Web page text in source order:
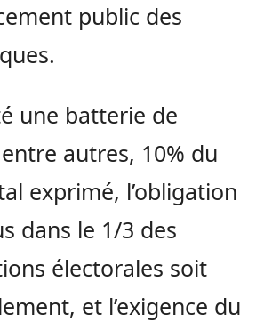
public des
une batterie de
autres, 10% du
exprimé, l’obligation
dans le 1/3 des
électorales soit
et l’exigence du